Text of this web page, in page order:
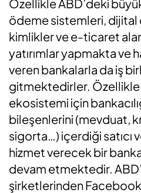
Özellikle ABD’deki
ödeme sistemleri, dijital
kimlikler ve e-ticaret
yatırımlar yapmakta ve
veren bankalarla da iş
gitmektedirler. Özellikle
ekosistemi için
bileşenlerini (mevduat,
sigorta…) içerdiği satıcı
hizmet verecek bir
devam etmektedir.
şirketlerinden